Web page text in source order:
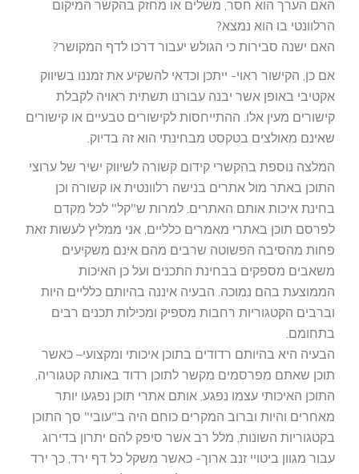
האם הערך הוא חסר, משלים או מחזק בהקשר המיקום
הרלוונטי בו הוא נמצא?
האם ישנה סבירות כי הגולש יעבור דרכו לדף המקושר?
אם כן, הקישור ראוי- ייתכן וכדאי להשקיע את זמננו בשיווק
אקטיבי באופן אשר יבנה עבורנו תשתית ראויה לקבלת
קישורים מעין אלו. ההתייחסות לקישורים טבעיים או קישורים
שאינם מאולצים בטקסט מבחינתי הוא זה בדיוק.
המלצה נוספת בהקשרי קידום קשורה לשיווק ישיר של ערוצי
התוכן באתר מול אתרים בנישה רלוונטית או קשורה וכן
בחינת איכות אותם האתרים. למרות ש"קל" לכל מקדם
לפרסם תוכן באתרי מאמרים כלליים, אני ממליץ לעשות זאת
פחות מהסיבה הפשוטה שרבים מהם אינם משקיעים
משאבים מספקים בבחינת התכנים ועל כן האיכות
הממוצעת בהם נמוכה. הבעיה איננה בהיותם כלליים היות
וברבים הקטגוריות רחבות מספיק ומכילות תכנים רבים
בתחומם.
הבעיה היא בהיותם רדודים בתוכן איכותי ומקצועי– כאשר
תוכן שאתם מפרסמים מקשר לתוכן רדוד באותה קטגוריה,
התוכן האיכותי עצמו נפגע. אותם אתרי תוכן נפגעו יותר
מאחרים והיות וברוב המקרים כוחם היה ב"עובי" סך התוכן
בקטגוריות השונות, מלל רב אשר סיפק להם יתרון בדירוג
עבור מגוון ביטויי זנב ארוך- כאשר משקל כל דף ירד, כך ירד